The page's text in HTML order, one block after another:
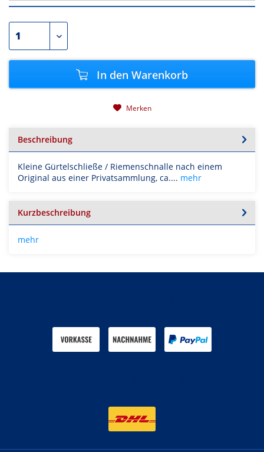
In den Warenkorb
Merken
Beschreibung
Kleine Gürtelschließe / Riemenschnalle nach einem
Original aus einer Privatsammlung, ca.... mehr
Kurzbeschreibung
mehr